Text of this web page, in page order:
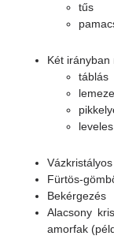
tűs
Két irányban
táblás
leveles
Vázkristályos
Fürtös-
Bekérgezés
Alacsony
amorfak